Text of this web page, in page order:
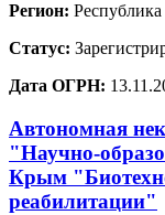
Регион:
Статус:
Дата ОГРН:
Автономная
"Научно-
Крым
реабилитации"